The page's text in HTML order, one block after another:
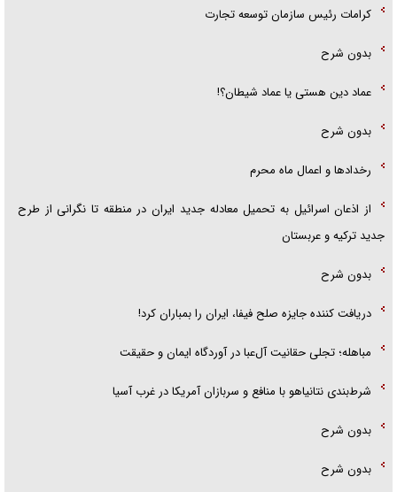
کرامات رئیس سازمان توسعه تجارت
بدون شرح
عماد دین هستی یا عماد شیطان؟!
بدون شرح
رخداد‌ها و اعمال ماه محرم
از اذعان اسرائیل به تحمیل معادله جدید ایران در منطقه تا نگرانی از طرح
جدید ترکیه و عربستان
بدون شرح
دریافت کننده جایزه صلح فیفا، ایران را بمباران کرد!
مباهله؛ تجلی حقانیت آل‌عبا در آوردگاه ایمان و حقیقت
شرط‌بندی نتانیاهو با منافع و سربازان آمریکا در غرب آسیا
بدون شرح
بدون شرح